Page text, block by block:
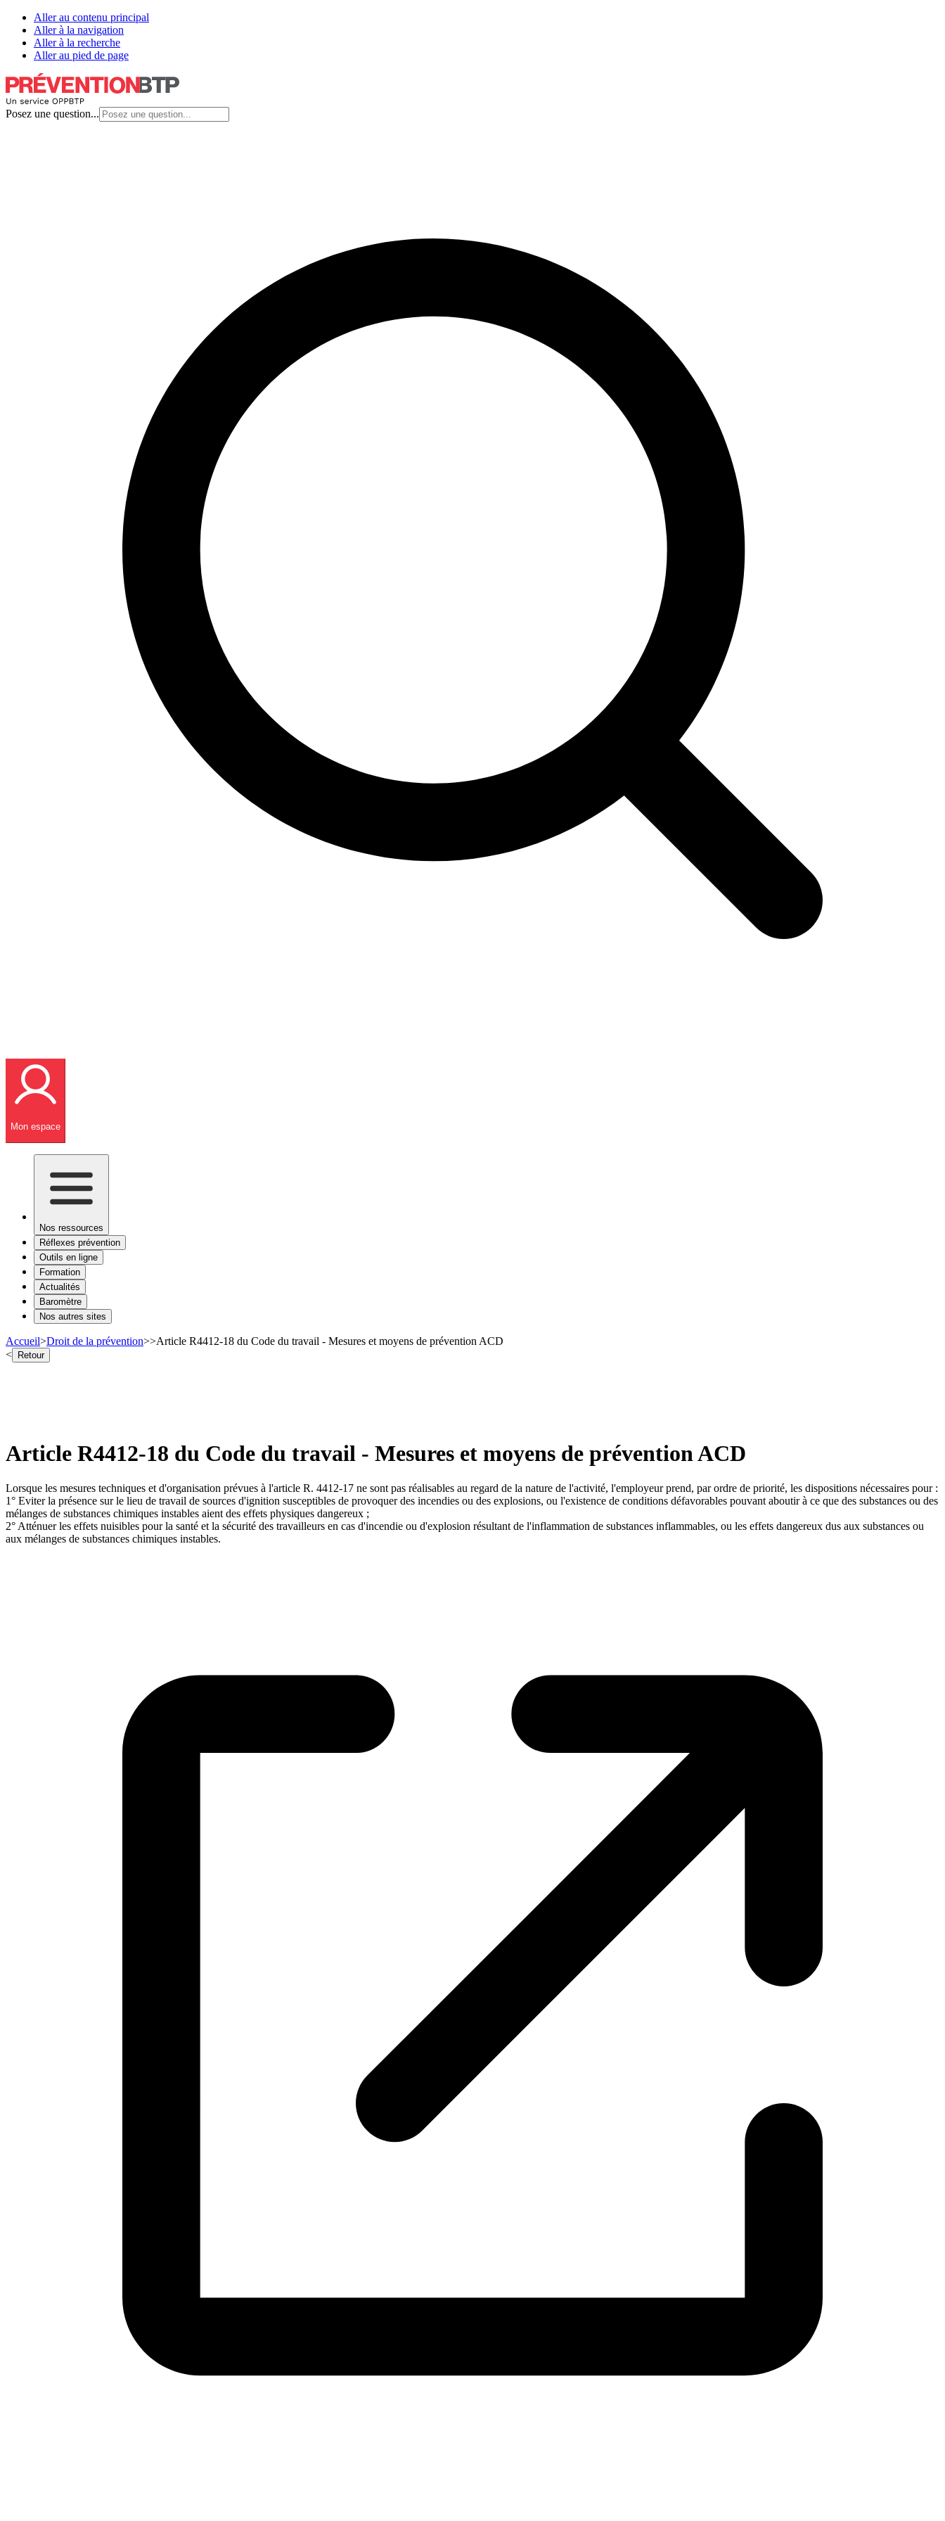
Aller au contenu principal
Aller à la navigation
Aller à la recherche
Aller au pied de page
Posez une question...
Mon espace
Nos ressources
Réflexes prévention
Outils en ligne
Formation
Actualités
Baromètre
Nos autres sites
Accueil>Droit de la prévention>>Article R4412-18 du Code du travail - Mesures et moyens de prévention ACD
< Retour
Article R4412-18 du Code du travail - Mesures et moyens de prévention ACD
Lorsque les mesures techniques et d'organisation prévues à l'article R. 4412-17 ne sont pas réalisables au regard de la nature de l'activité, l'employeur prend, par ordre de priorité, les dispositions nécessaires pour :
1° Eviter la présence sur le lieu de travail de sources d'ignition susceptibles de provoquer des incendies ou des explosions, ou l'existence de conditions défavorables pouvant aboutir à ce que des substances ou des
mélanges de substances chimiques instables aient des effets physiques dangereux ;
2° Atténuer les effets nuisibles pour la santé et la sécurité des travailleurs en cas d'incendie ou d'explosion résultant de l'inflammation de substances inflammables, ou les effets dangereux dus aux substances ou
aux mélanges de substances chimiques instables.